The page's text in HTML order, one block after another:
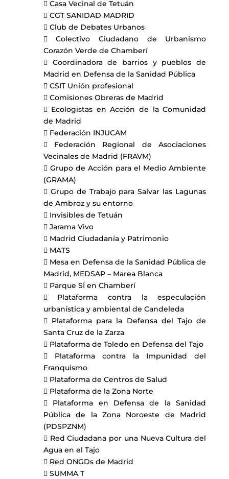
 Casa Vecinal de Tetuán
 CGT SANIDAD MADRID
 Club de Debates Urbanos
 Colectivo Ciudadano de Urbanismo
Corazón Verde de Chamberí
 Coordinadora de barrios y pueblos de
Madrid en Defensa de la Sanidad Pública
 CSIT Unión profesional
 Comisiones Obreras de Madrid
 Ecologistas en Acción de la Comunidad
de Madrid
 Federación INJUCAM
 Federación Regional de Asociaciones
Vecinales de Madrid (FRAVM)
 Grupo de Acción para el Medio Ambiente
(GRAMA)
 Grupo de Trabajo para Salvar las Lagunas
de Ambroz y su entorno
 Invisibles de Tetuán
 Jarama Vivo
 Madrid Ciudadanía y Patrimonio
 MATS
 Mesa en Defensa de la Sanidad Pública de
Madrid, MEDSAP – Marea Blanca
 Parque SÍ en Chamberí
 Plataforma contra la especulación
urbanística y ambiental de Candeleda
 Plataforma para la Defensa del Tajo de
Santa Cruz de la Zarza
 Plataforma de Toledo en Defensa del Tajo
 Plataforma contra la Impunidad del
Franquismo
 Plataforma de Centros de Salud
 Plataforma de la Zona Norte
 Plataforma en Defensa de la Sanidad
Pública de la Zona Noroeste de Madrid
(PDSPZNM)
 Red Ciudadana por una Nueva Cultura del
Agua en el Tajo
 Red ONGDs de Madrid
 SUMMA T